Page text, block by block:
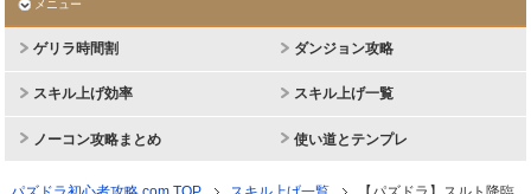
メニュー
ゲリラ時間割 ダンジョン攻略
スキル上げ効率 スキル上げ一覧
ノーコン攻略まとめ 使い道とテンプレ